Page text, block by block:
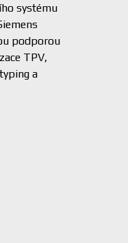
systému
podporou
TPV,
a